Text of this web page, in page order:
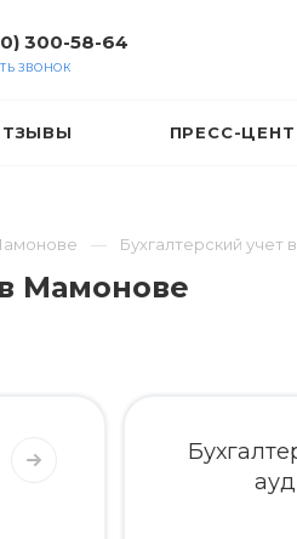
300-58-64
ЗВОНОК
ПРЕСС-
Бухгалтерский учет
Мамонове